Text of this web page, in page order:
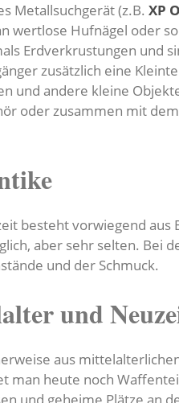
Metallsuchgerät (z.B. XP
wertlose Hufnägel oder
Erdverkrustungen und
zusätzlich eine
andere kleine
oder zusammen mit dem
besteht vorwiegend
aber sehr selten. Bei
und der Schmuck.
und
aus
man heute noch